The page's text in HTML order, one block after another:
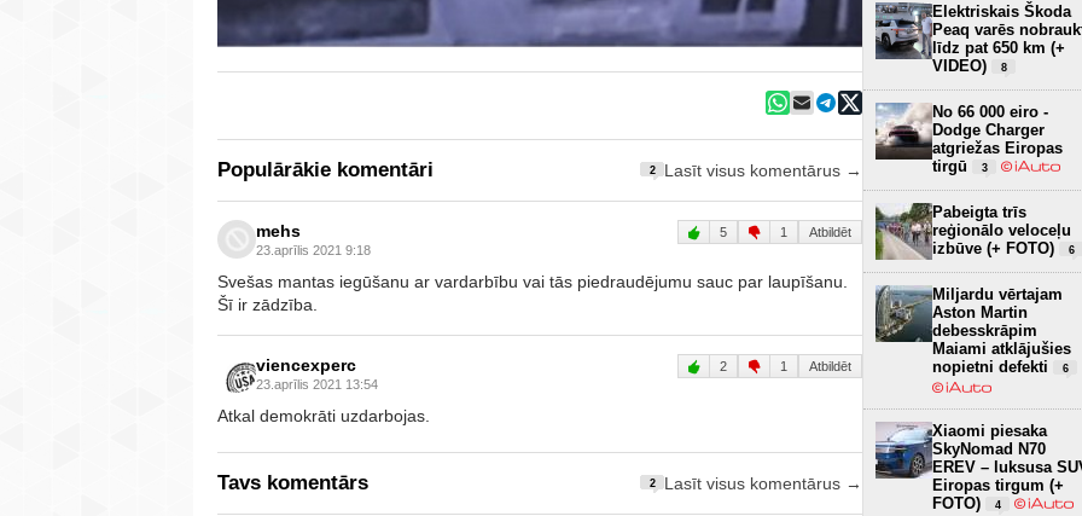
Populārākie komentāri 2 Lasīt visus komentārus →
mehs
23.aprīlis 2021 9:18
5 1 Atbildēt
Svešas mantas iegūšanu ar vardarbību vai tās piedraudējumu sauc par laupīšanu.
Šī ir zādzība.
viencexperc
23.aprīlis 2021 13:54
2 1 Atbildēt
Atkal demokrāti uzdarbojas.
Tavs komentārs 2 Lasīt visus komentārus →
Elektriskais Škoda
Peaq varēs
līdz pat 650 km (+
VIDEO)
8
No 66 000 eiro -
Dodge Charger
atgriežas Eiropas
tirgū
3
Pabeigta trīs
reģionālo veloceļu
izbūve (+ FOTO)
6
Miljardu vērtajam
Aston Martin
debesskrāpim
Maiami atklājušies
nopietni defekti
6
Xiaomi piesaka
SkyNomad N70
EREV – luksusa
Eiropas tirgum (+
FOTO)
4